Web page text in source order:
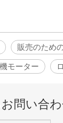
販売のため
モーター
問い合